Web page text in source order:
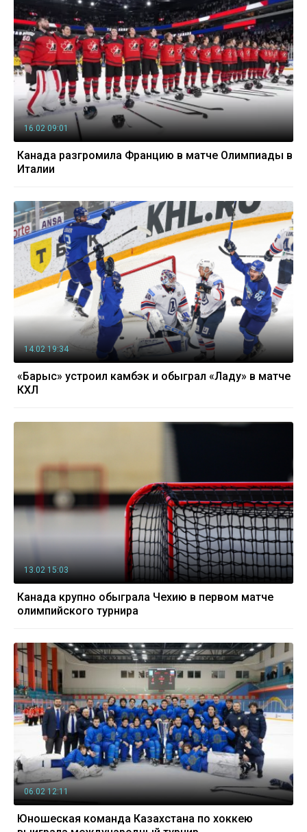
16.02 09:01
Канада разгромила Францию в матче Олимпиады в
Италии
14.02 19:34
«Барыс» устроил камбэк и обыграл «Ладу» в матче
КХЛ
13.02 15:03
Канада крупно обыграла Чехию в первом матче
олимпийского турнира
06.02 12:11
Юношеская команда Казахстана по хоккею